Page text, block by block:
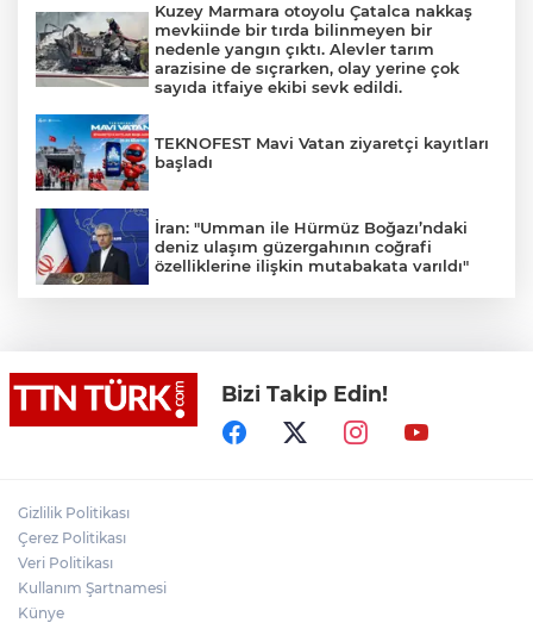
Kuzey Marmara otoyolu Çatalca nakkaş
mevkiinde bir tırda bilinmeyen bir
nedenle yangın çıktı. Alevler tarım
arazisine de sıçrarken, olay yerine çok
sayıda itfaiye ekibi sevk edildi.
TEKNOFEST Mavi Vatan ziyaretçi kayıtları
başladı
İran: "Umman ile Hürmüz Boğazı’ndaki
deniz ulaşım güzergahının coğrafi
özelliklerine ilişkin mutabakata varıldı"
Suikast timinin son firarisinin kaçışı bitti,
yargı başladı
Bizi Takip Edin!
Gizlilik Politikası
Çerez Politikası
Veri Politikası
Kullanım Şartnamesi
Künye